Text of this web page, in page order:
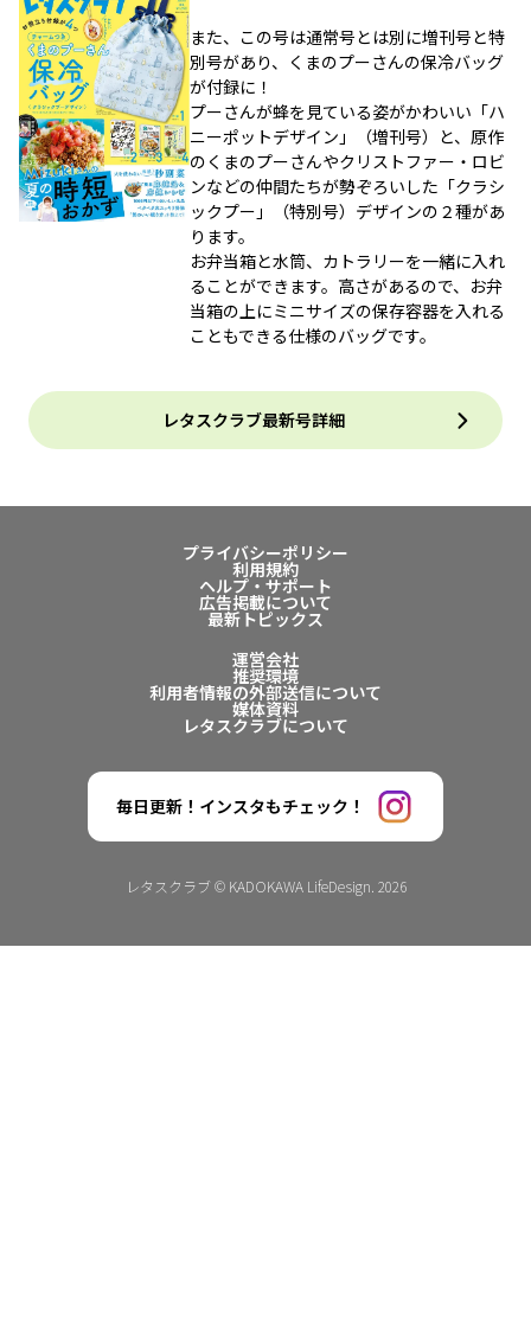
また、この号は通常号とは別に増刊号と特
別号があり、くまのプーさんの保冷バッグ
が付録に！
プーさんが蜂を見ている姿がかわいい「ハ
ニーポットデザイン」（増刊号）と、原作
のくまのプーさんやクリストファー・ロビ
ンなどの仲間たちが勢ぞろいした「クラシ
ックプー」（特別号）デザインの２種があ
ります。
お弁当箱と水筒、カトラリーを一緒に入れ
ることができます。高さがあるので、お弁
当箱の上にミニサイズの保存容器を入れる
こともできる仕様のバッグです。
レタスクラブ最新号詳細
プライバシーポリシー
利用規約
ヘルプ・サポート
広告掲載について
最新トピックス
運営会社
推奨環境
利用者情報の外部送信について
媒体資料
レタスクラブについて
毎日更新！インスタもチェック！
レタスクラブ © KADOKAWA LifeDesign. 2026